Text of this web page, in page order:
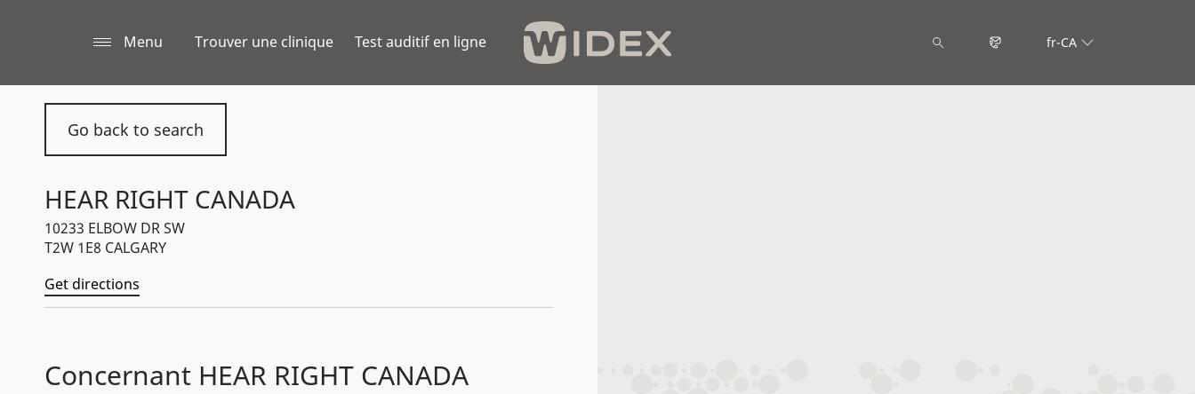
Menu Trouver une clinique Test auditif en ligne fr-CA
Go back to search
HEAR RIGHT CANADA
10233 ELBOW DR SW
T2W 1E8 CALGARY
Get directions
Concernant HEAR RIGHT CANADA